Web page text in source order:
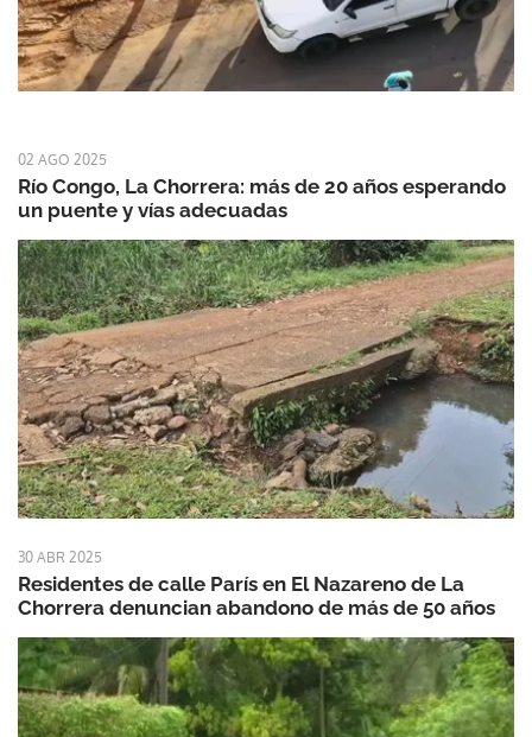
02 AGO 2025
Río Congo, La Chorrera: más de 20 años esperando
un puente y vías adecuadas
30 ABR 2025
Residentes de calle París en El Nazareno de La
Chorrera denuncian abandono de más de 50 años